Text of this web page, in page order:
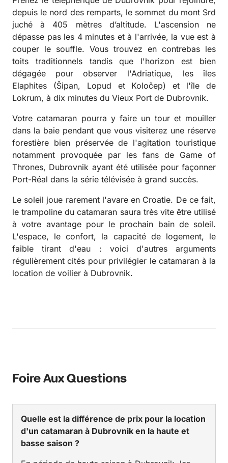
depuis le nord des remparts, le sommet du mont Srd
juché à 405 mètres d’altitude. L'ascension ne
dépasse pas les 4 minutes et à l'arrivée, la vue est à
couper le souffle. Vous trouvez en contrebas les
toits traditionnels tandis que l'horizon est bien
dégagée pour observer l'Adriatique, les îles
Elaphites (Šipan, Lopud et Koločep) et l'île de
Lokrum, à dix minutes du Vieux Port de Dubrovnik.
Votre catamaran pourra y faire un tour et mouiller
dans la baie pendant que vous visiterez une réserve
forestière bien préservée de l'agitation touristique
notamment provoquée par les fans de Game of
Thrones, Dubrovnik ayant été utilisée pour façonner
Port-Réal dans la série télévisée à grand succès.
Le soleil joue rarement l'avare en Croatie. De ce fait,
le trampoline du catamaran saura très vite être utilisé
à votre avantage pour le prochain bain de soleil.
L'espace, le confort, la capacité de logement, le
faible tirant d'eau : voici d'autres arguments
régulièrement cités pour privilégier le catamaran à la
location de voilier à Dubrovnik.
Foire Aux Questions
Quelle est la différence de prix pour la location
d'un catamaran à Dubrovnik en la haute et
basse saison ?